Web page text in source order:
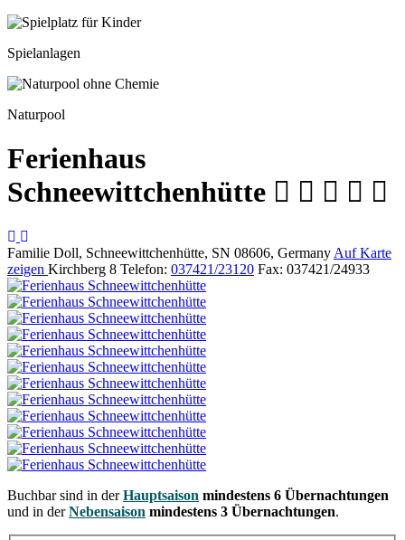
Spiel­anlagen
Naturpool
Ferienhaus
Schneewittchenhütte
Familie Doll, Schneewittchenhütte, SN 08606, Germany Auf Karte
zeigen Kirchberg 8 Telefon: 037421/23120 Fax: 037421/24933
Buchbar sind in derHauptsaison mindestens 6 Übernachtungen
und in derNebensaison mindestens 3 Übernachtungen.